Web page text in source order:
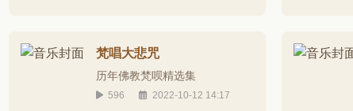
梵唱大悲咒
历年佛教梵呗精选集
596 2022-10-12 14:17